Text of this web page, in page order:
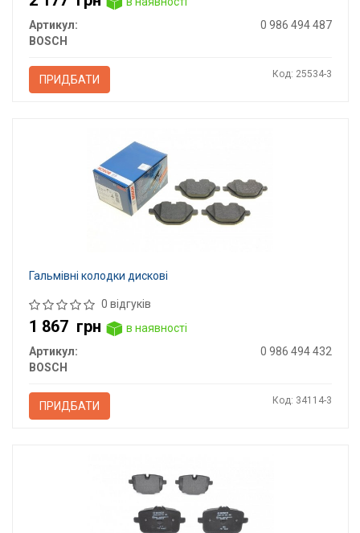
Артикул:
0 986 494 487
BOSCH
ПРИДБАТИ Код: 25534-3
Гальмівні колодки дискові
0 відгуків
1 867 грн
в наявності
Артикул:
0 986 494 432
BOSCH
ПРИДБАТИ Код: 34114-3